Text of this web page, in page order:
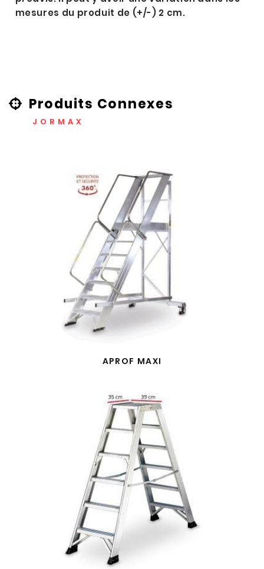
mesures du produit de (+/-) 2 cm.
Produits Connexes
JORMAX
APROF MAXI